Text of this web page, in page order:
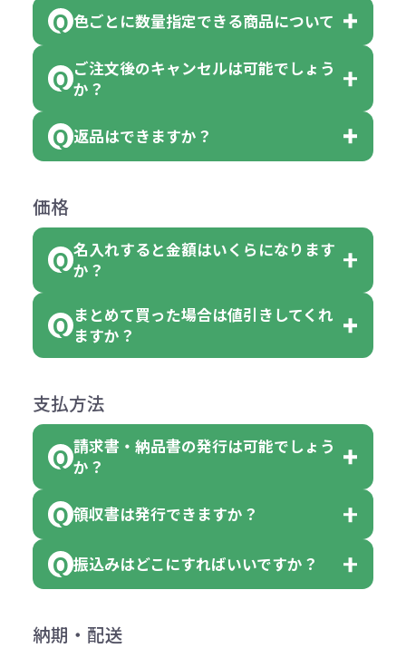
個、20個と10個単位でのご注文とな
ります。
【例】注文可能数が100個の場合
は、100個以上でしたら、何個でも
可能です。
ている商品は、色指定不可となって
ん。
但し、ロゴなど名入れ印刷をされる
費用）
色指定できる商品もございますが商
品の詳細に「色・柄 取り混ぜ」のラ
ベルや商品画像に「〇色取混ぜ」な
れ等分で100個ずつ入って参ります。
（割り切れない場合は数個単位で前
色指定できる商品に付きましては商
品詳細の購入の所で色が選べるよう
になっております。
色ごとに数量指定できる商品について
「選べる本体色」のラベルが付いて
す。
い。
例えば…
クエアトート」を300個注文した場
クエアトート」は10個単位でしたら
色を指定出来るので、ピンクを100
個、ブルーを90個、イエローを110
【色指定の仕方】
ご注文後のキャンセルは可能でしょう
か？
お客様都合でのキャンセルは、制作
がございます。
ご注文の際は、十分にご確認・ご検
返品はできますか？
めご了承ください。
ただし下記の場合は承っております
●初期不良または不良品（破損、故
障）の場合
合
●名入れ、オリジナルの内容が異な
っていた場合
または返金にて対応させていただき
ます。
その際不良品については送料着払い
価格
名入れすると金額はいくらになります
か？
名入れありの場合の代金の計算方法
は下記の通りです。
計算例：
＜1色印刷の場合＞
（提供価格（商品代）+名入れ費用
（印刷代））×枚数+製版代
（提供価格（商品代）+名入れ費用
×色数
まとめて買った場合は値引きしてくれ
ますか？
商品によりますが、お見積もりさせ
ていただきます。
見積もりサポートから個別でお問い
支払方法
請求書・納品書の発行は可能でしょう
か？
会員様はマイページより各種帳票の
ダウンロードが可能です。
詳しくはこちらはご確認ください。
領収書は発行できますか？
会員様はマイページより各種帳票の
詳しくはこちらはご確認ください。
振込みはどこにすればいいですか？
下記口座にお願いします。
納期・配送